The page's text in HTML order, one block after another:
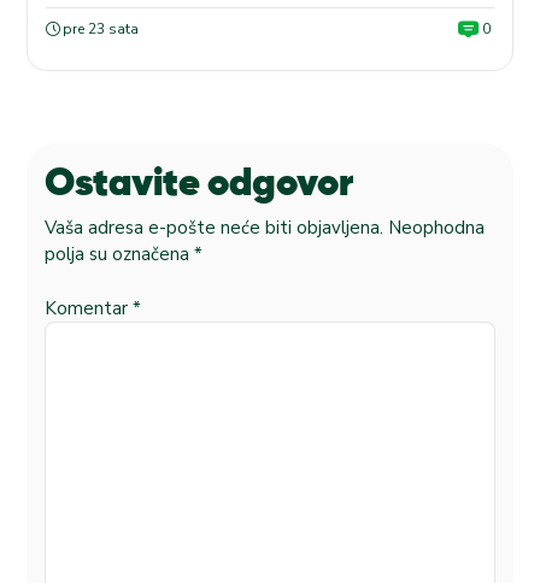
pre 23 sata 0
Ostavite odgovor
Vaša adresa e-pošte neće biti objavljena. Neophodna
polja su označena *
Komentar *